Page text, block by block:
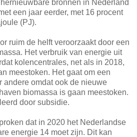
bronnen in Nederland
een jaar eerder, met 16 procent
(PJ).
ruim de helft veroorzaakt door een
Het verbruik van energie uit
kolencentrales, net als in 2018,
meestoken. Het gaat om een
andere omdat ook de nieuwe
biomassa is gaan meestoken.
door subsidie.
dat in 2020 het Nederlandse
energie 14 moet zijn. Dit kan